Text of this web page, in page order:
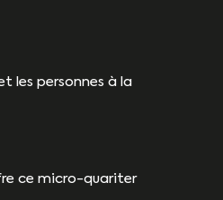
les personnes à la
ce micro-quariter